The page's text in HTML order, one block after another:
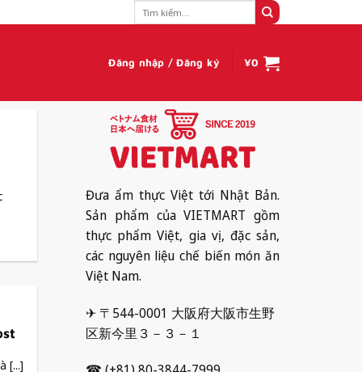
kiếm:
Đăng nhập / Đăng ký ¥0
[...]
Đưa ẩm thực Việt tới Nhật Bản.
Sản phẩm của VIETMART gồm
thực phẩm Việt, gia vị, đặc sản,
các nguyên liệu chế biến món ăn
Việt Nam.
✈ 〒544-0001 大阪府大阪市生野
区新今里３－３－１